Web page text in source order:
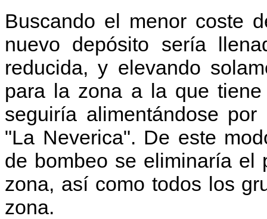
Buscando el menor coste
nuevo depósito sería
reducida, y elevando
para la zona a la que
seguiría alimentándose
"La Neverica". De este
de bombeo se eliminaría el
zona, así como todos los
zona.